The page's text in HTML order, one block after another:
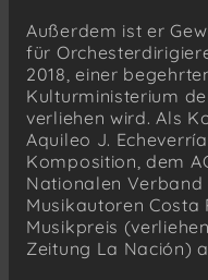
Außerdem ist er
für
2018, einer
Kulturministerium
verliehen wird. Als
Aquileo J.
Komposition, dem
Nationalen
Musikautoren Costa
Musikpreis
Zeitung La Nación)